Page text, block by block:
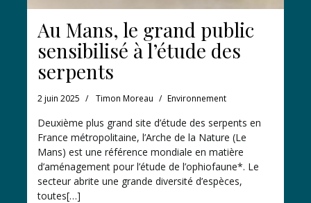
Au Mans, le grand public
sensibilisé à l’étude des
serpents
2 juin 2025 Timon Moreau Environnement
Deuxième plus grand site d’étude des serpents en
France métropolitaine, l’Arche de la Nature (Le
Mans) est une référence mondiale en matière
d’aménagement pour l’étude de l’ophiofaune*. Le
secteur abrite une grande diversité d’espèces,
toutes[…]